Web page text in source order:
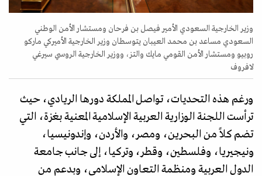
وزير الخارجية السعودي الأمير فيصل بن فرحان ومستشار الأمن الوطني
السعودي مساعد بن محمد العيبان يتوسطان وزير الخارجية الأميركي ماركو
روبيو ومستشار الأمن القومي مايك والتز، ووزير الخارجية الروسي سيرغي
لافروف
ورغم هذه التحديات، تواصل المملكة دورها الريادي، حيث
ترأست اللجنة الوزارية العربية الإسلامية المعنية بغزة، التي
تضم كلاً من البحرين، ومصر، والأردن، وإندونيسيا،
ونيجيريا، وفلسطين، وقطر، وتركيا، إلى جانب جامعة
الدول العربية ومنظمة التعاون الإسلامي، وبدعم من